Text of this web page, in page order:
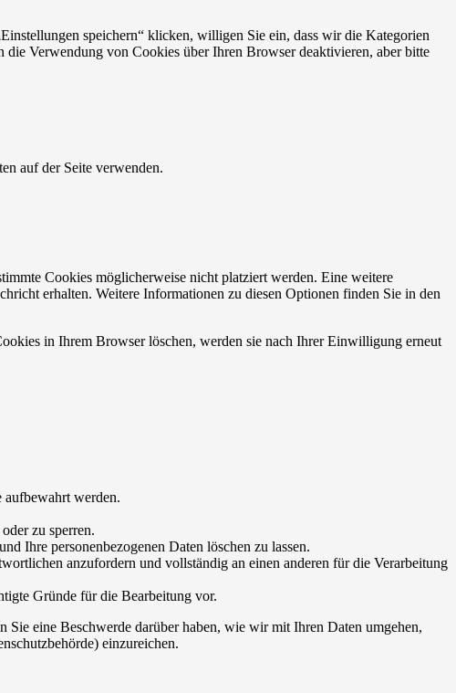
speichern“ klicken, willigen Sie ein, dass wir die Kategorien
Verwendung von Cookies über Ihren Browser deaktivieren, aber bitte
auf der Seite verwenden.
Cookies möglicherweise nicht platziert werden. Eine weitere
erhalten. Weitere Informationen zu diesen Optionen finden Sie in den
in Ihrem Browser löschen, werden sie nach Ihrer Einwilligung erneut
aufbewahrt werden.
zu sperren.
Ihre personenbezogenen Daten löschen zu lassen.
anzufordern und vollständig an einen anderen für die Verarbeitung
Gründe für die Bearbeitung vor.
eine Beschwerde darüber haben, wie wir mit Ihren Daten umgehen,
einzureichen.